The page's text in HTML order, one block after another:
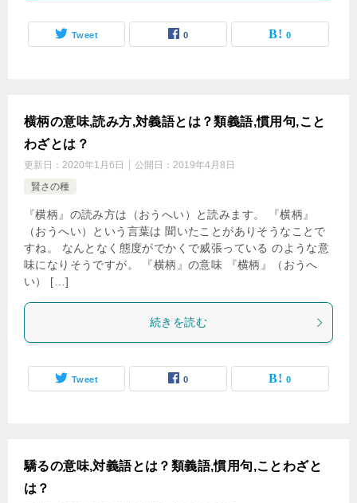
Tweet 0 0
横柄の意味,読み方,対義語とは？類義語,慣用句,こと
わざとは？
更新日： 2020年1月6日 公開日： 2019年4月8日
賢さの種
『横柄』の読み方は（おうへい）と読みます。 『横柄』
（おうへい）という言葉は 聞いたことがありそうなことで
すね。 なんとなく態度がでかくで威張っている のような意
味になりそうですが。 『横柄』の意味 『横柄』（おうへ
い） […]
続きを読む
Tweet 0 0
驕るの意味,対義語とは？類義語,慣用句,ことわざと
は？